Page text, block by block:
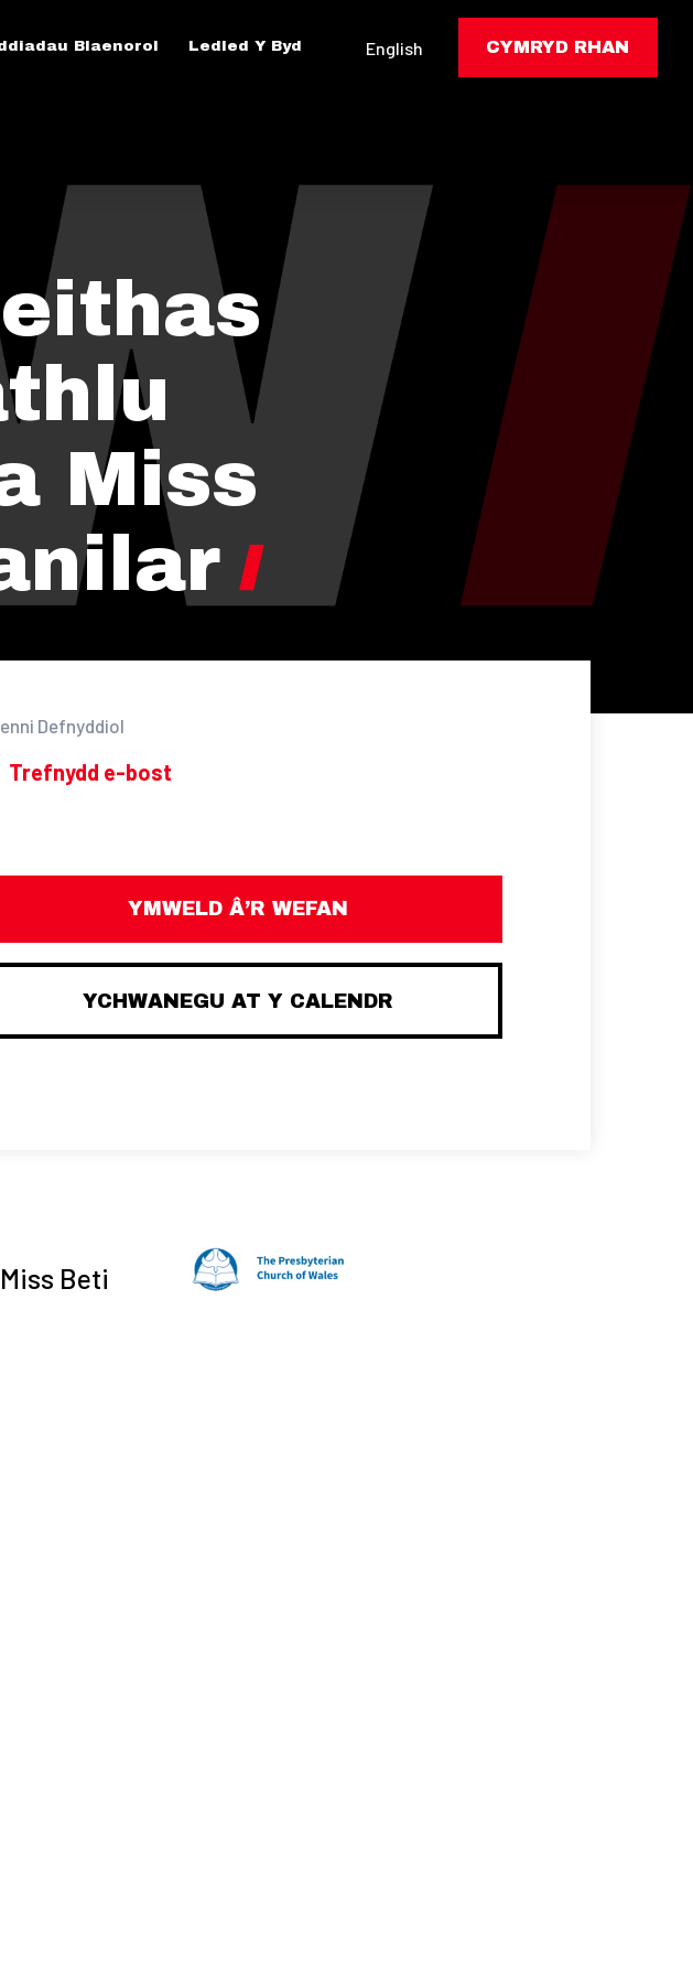
Blaenorol Ledled Y Byd English CYMRYD RHAN
Miss
Defnyddiol
Trefnydd e-bost
YMWELD Â’R WEFAN
YCHWANEGU AT Y CALENDR
Beti